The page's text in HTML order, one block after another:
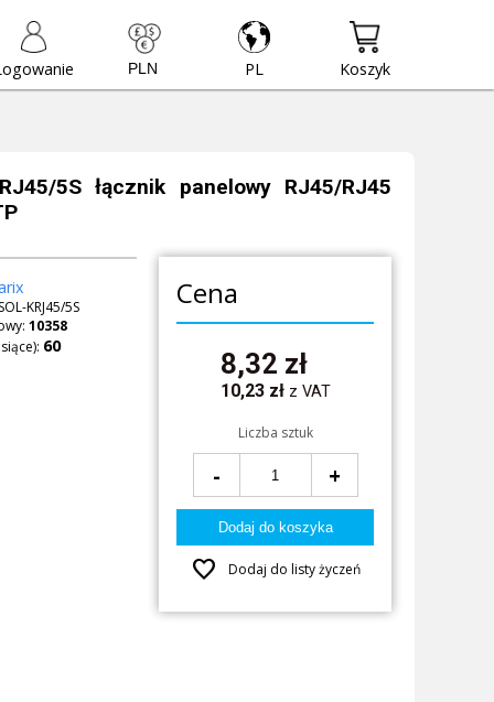
PL Koszyk
5S łącznik panelowy RJ45/RJ45
KRJ45/5S
10358
Cena
8,32 zł
10,23zł z VAT
Liczba sztuk
- +
favorite Dodaj do listy życzeń